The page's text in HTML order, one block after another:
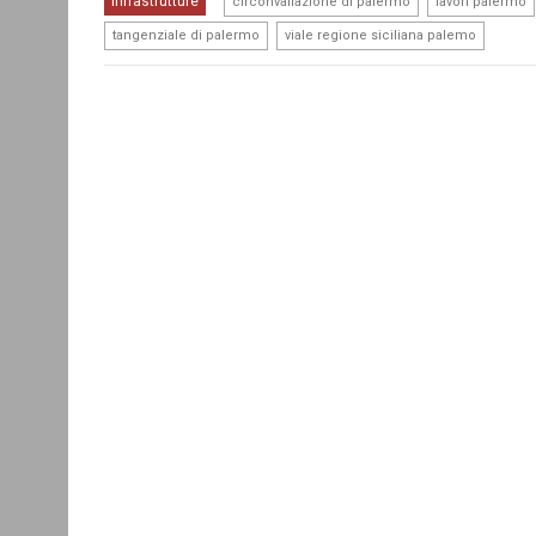
tangenziale di palermo viale regione siciliana palemo